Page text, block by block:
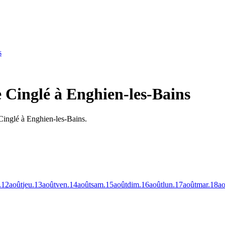
Cinglé à Enghien-les-Bains
à Enghien-les-Bains.
12aoûtjeu.13aoûtven.14aoûtsam.15aoûtdim.16aoûtlun.17aoûtmar.18